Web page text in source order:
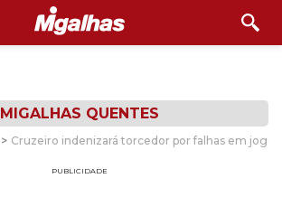
MIGALHAS QUENTES
> Cruzeiro indenizará torcedor por falhas em jogo
PUBLICIDADE